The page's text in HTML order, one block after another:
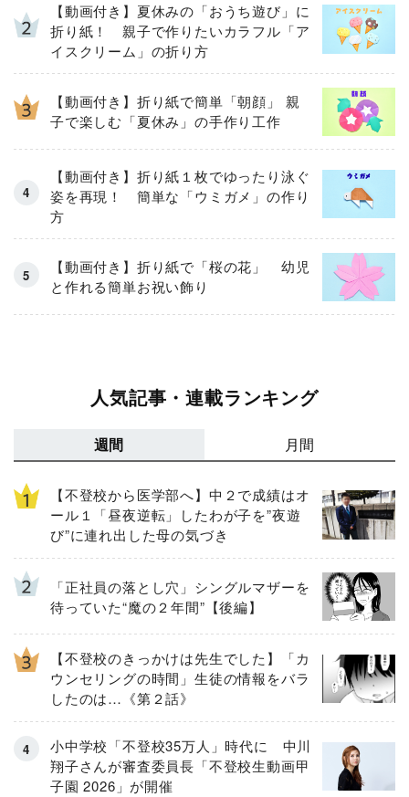
【動画付き】夏休みの「おうち遊び」に
折り紙！ 親子で作りたいカラフル「ア
イスクリーム」の折り方
【動画付き】折り紙で簡単「朝顔」 親
子で楽しむ「夏休み」の手作り工作
【動画付き】折り紙１枚でゆったり泳ぐ
姿を再現！ 簡単な「ウミガメ」の作り
方
【動画付き】折り紙で「桜の花」 幼児
と作れる簡単お祝い飾り
人気記事・連載ランキング
週間 月間
【不登校から医学部へ】中２で成績はオ
ール１「昼夜逆転」したわが子を”夜遊
び”に連れ出した母の気づき
「正社員の落とし穴」シングルマザーを
待っていた“魔の２年間”【後編】
【不登校のきっかけは先生でした】「カ
ウンセリングの時間」生徒の情報をバラ
したのは…《第２話》
小中学校「不登校35万人」時代に 中川
翔子さんが審査委員長「不登校生動画甲
子園 2026」が開催